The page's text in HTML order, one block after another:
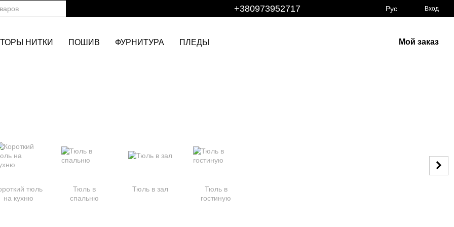
+380973952717 Рус Вход
НИТКИ ПОШИВ ФУРНИТУРА ПЛЕДЫ Мой заказ
тюль
на кухню
Тюль в
спальню
Тюль в зал
Тюль в
гостиную